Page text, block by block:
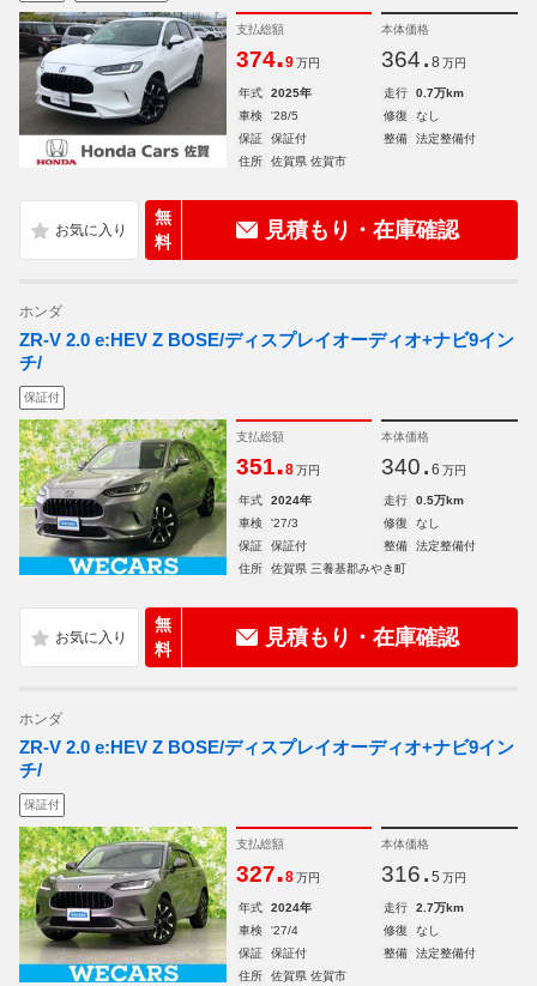
支払総額
374.9 万円
本体価格
364. 8 万円
年式 2025年 走行
0.7万km
車検
'28/5 修復
なし
保証
保証付 整備
法定整備付
住所
佐賀県 佐賀市
無
料
見積もり・在庫確認
ホンダ
ZR-V 2.0 e:HEV Z BOSE/ディスプレイオーディオ+ナビ9イン
チ/
保証付
支払総額
351.8 万円
本体価格
340. 6 万円
年式 2024年 走行
0.5万km
車検
'27/3 修復
なし
保証
保証付 整備
法定整備付
住所
佐賀県 三養基郡みやき町
無
料
見積もり・在庫確認
ホンダ
ZR-V 2.0 e:HEV Z BOSE/ディスプレイオーディオ+ナビ9イン
チ/
保証付
支払総額
327.8 万円
本体価格
316. 5 万円
年式 2024年 走行
2.7万km
車検
'27/4 修復
なし
保証
保証付 整備
法定整備付
住所
佐賀県 佐賀市